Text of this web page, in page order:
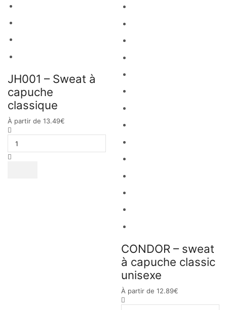
JH001 – Sweat à
capuche
classique
À partir de 13.49€
CONDOR – sweat
à capuche classic
unisexe
À partir de 12.89€